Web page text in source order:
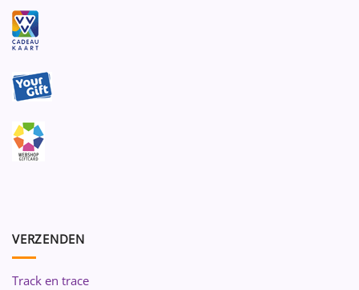
VERZENDEN
Track en trace